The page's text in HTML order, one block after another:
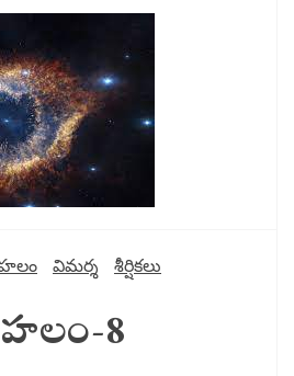
విమర్శ శీర్షికలు
8